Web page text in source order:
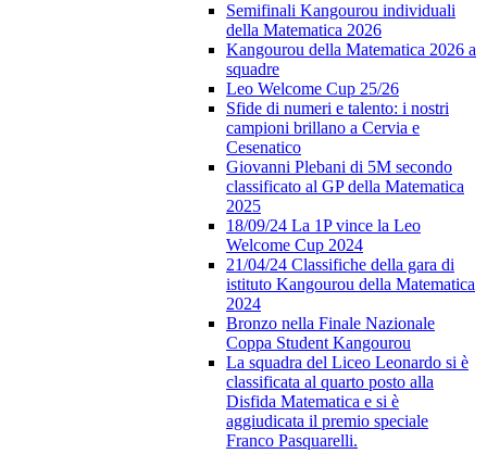
Semifinali Kangourou individuali
della Matematica 2026
Kangourou della Matematica 2026 a
squadre
Leo Welcome Cup 25/26
Sfide di numeri e talento: i nostri
campioni brillano a Cervia e
Cesenatico
Giovanni Plebani di 5M secondo
classificato al GP della Matematica
2025
18/09/24 La 1P vince la Leo
Welcome Cup 2024
21/04/24 Classifiche della gara di
istituto Kangourou della Matematica
2024
Bronzo nella Finale Nazionale
Coppa Student Kangourou
La squadra del Liceo Leonardo si è
classificata al quarto posto alla
Disfida Matematica e si è
aggiudicata il premio speciale
Franco Pasquarelli.